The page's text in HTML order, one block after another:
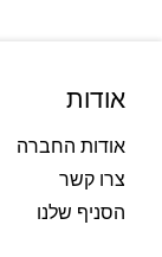
אודות
אודות החברה
צרו קשר
הסניף שלנו